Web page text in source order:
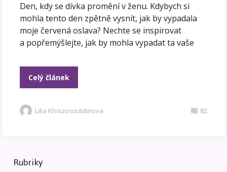
Den, kdy se dívka promění v ženu. Kdybych si
mohla tento den zpětně vysnít, jak by vypadala
moje červená oslava? Nechte se inspirovat
a popřemýšlejte, jak by mohla vypadat ta vaše
Celý článek
Lilia Khousnoutdinova 82
Rubriky